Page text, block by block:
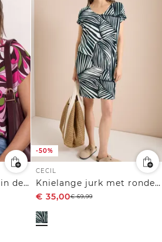
Overhemd met split in de hals en print
-50%
CECIL
Knielange jurk met ronde V-hals
€ 35,00€69,99